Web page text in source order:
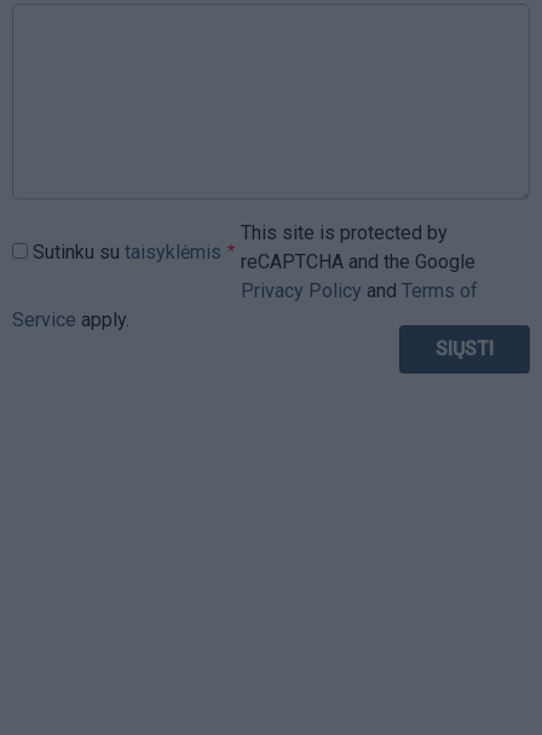
Sutinku su taisyklėmis
This site is protected by
reCAPTCHA and the Google
Privacy Policy and Terms of
Service apply.